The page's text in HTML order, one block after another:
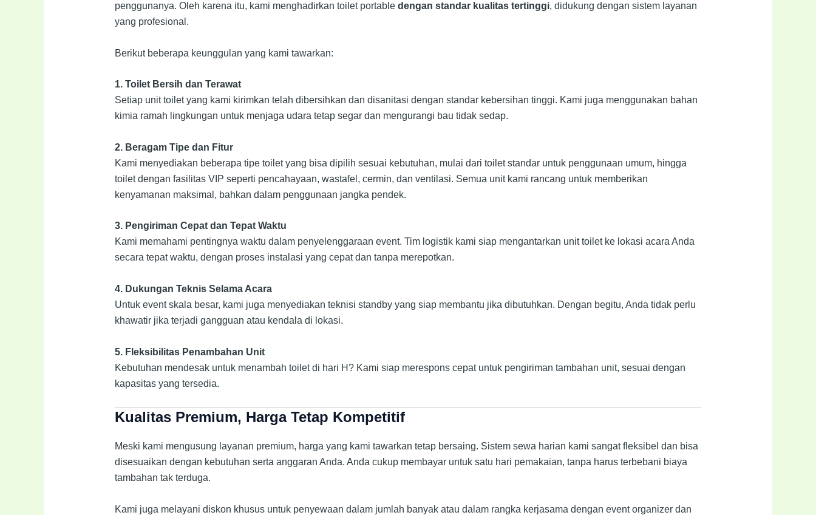
penggunanya. Oleh karena itu, kami menghadirkan toilet portable dengan standar kualitas tertinggi, didukung dengan sistem layanan
yang profesional.
Berikut beberapa keunggulan yang kami tawarkan:
1. Toilet Bersih dan Terawat
Setiap unit toilet yang kami kirimkan telah dibersihkan dan disanitasi dengan standar kebersihan tinggi. Kami juga menggunakan bahan
kimia ramah lingkungan untuk menjaga udara tetap segar dan mengurangi bau tidak sedap.
2. Beragam Tipe dan Fitur
Kami menyediakan beberapa tipe toilet yang bisa dipilih sesuai kebutuhan, mulai dari toilet standar untuk penggunaan umum, hingga
toilet dengan fasilitas VIP seperti pencahayaan, wastafel, cermin, dan ventilasi. Semua unit kami rancang untuk memberikan
kenyamanan maksimal, bahkan dalam penggunaan jangka pendek.
3. Pengiriman Cepat dan Tepat Waktu
Kami memahami pentingnya waktu dalam penyelenggaraan event. Tim logistik kami siap mengantarkan unit toilet ke lokasi acara Anda
secara tepat waktu, dengan proses instalasi yang cepat dan tanpa merepotkan.
4. Dukungan Teknis Selama Acara
Untuk event skala besar, kami juga menyediakan teknisi standby yang siap membantu jika dibutuhkan. Dengan begitu, Anda tidak perlu
khawatir jika terjadi gangguan atau kendala di lokasi.
5. Fleksibilitas Penambahan Unit
Kebutuhan mendesak untuk menambah toilet di hari H? Kami siap merespons cepat untuk pengiriman tambahan unit, sesuai dengan
kapasitas yang tersedia.
Kualitas Premium, Harga Tetap Kompetitif
Meski kami mengusung layanan premium, harga yang kami tawarkan tetap bersaing. Sistem sewa harian kami sangat fleksibel dan bisa
disesuaikan dengan kebutuhan serta anggaran Anda. Anda cukup membayar untuk satu hari pemakaian, tanpa harus terbebani biaya
tambahan tak terduga.
Kami juga melayani diskon khusus untuk penyewaan dalam jumlah banyak atau dalam rangka kerjasama dengan event organizer dan